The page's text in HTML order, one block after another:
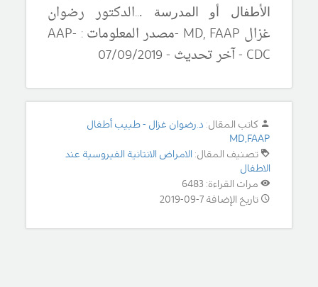
الأطفال أو المدرسة ...الدكتور رضوان
غزال MD, FAAP -مصدر المعلومات : AAP-
CDC
-آخر تحديث - 7/09/2019
كاتب المقال: د.رضوان غزال - طبيب أطفال
MD,FAAP
تصنيف المقال: الامراض الانتانية الفيروسية عند
الاطفال
مرات القراءة: 6483
تاريخ الإضافة 7-09-2019